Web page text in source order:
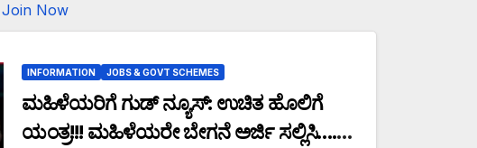
Join Now
INFORMATION JOBS & GOVT SCHEMES
ಮಹಿಳೆಯರಿಗೆ ಗುಡ್ ನ್ಯೂಸ್: ಉಚಿತ ಹೊಲಿಗೆ
ಯಂತ್ರ!!! ಮಹಿಳೆಯರೇ ಬೇಗನೆ ಅರ್ಜಿ ಸಲ್ಲಿಸಿ….